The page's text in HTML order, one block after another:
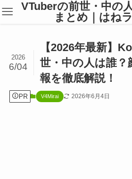
VTuberの前世・中の
まとめ｜はね
【2026年最新】
世・中の人は誰？
報を徹底解説！
2026
6/04
PR V4Mirai 2026年6月4日